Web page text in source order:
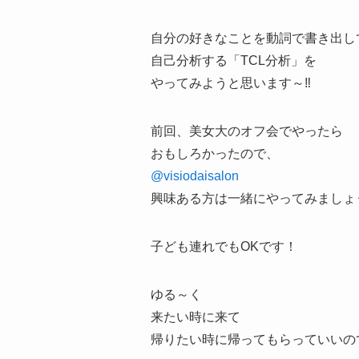
自分の好きなことを動詞で書き出し
自己分析する「TCL分析」を
やってみようと思います～‼
前回、美女大のオフ会でやったら
おもしろかったので、
@visiodaisalon
興味ある方は一緒にやってみましょ
子ども連れでもOKです！
ゆる～く
来たい時に来て
帰りたい時に帰ってもらっていいの